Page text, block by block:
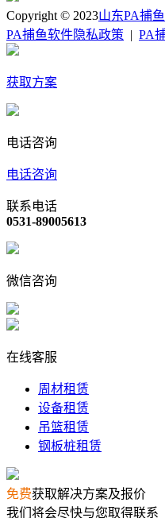
Copyright © 2023山东PA捕
PA捕鱼软件隐私政策
PA
获取方案
电话咨询
电话咨询
联系电话
0531-89005613
微信咨询
在线客服
周材租赁
设备租赁
吊篮租赁
钢板桩租赁
免费获取解决方案及报价
我们将会尽快与您取得联系